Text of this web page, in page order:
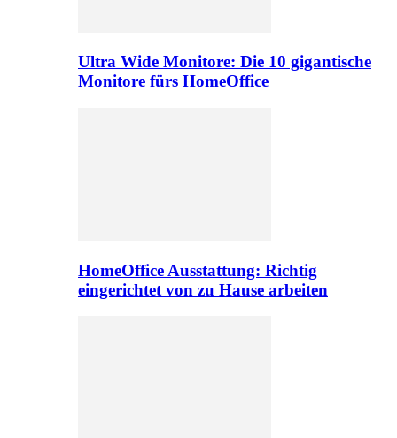
Ultra Wide Monitore: Die 10 gigantische
Monitore fürs HomeOffice
HomeOffice Ausstattung: Richtig
eingerichtet von zu Hause arbeiten